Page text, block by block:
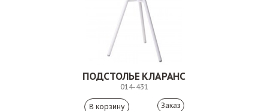
ПОДСТОЛЬЕ КЛАРАНС
014-431
Заказ